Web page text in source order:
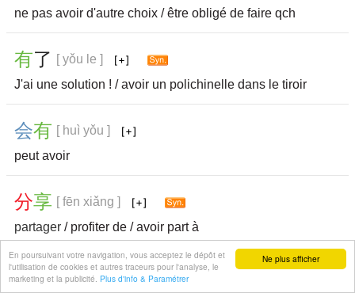
Ne plus afficher
En poursuivant votre navigation, vous acceptez le dépôt et
l'utilisation de cookies et autres traceurs pour l'analyse, le
marketing et la publicité. Plus d'info & Paramétrer
ne pas avoir d'autre choix / être obligé de faire qch
有了 [ yǒu le ]
J'ai une solution ! / avoir un polichinelle dans le tiroir
会有 [ huì yǒu ]
peut avoir
分享 [ fēn xiǎng ]
partager / profiter de / avoir part à
想要 [ xiǎng yào ]